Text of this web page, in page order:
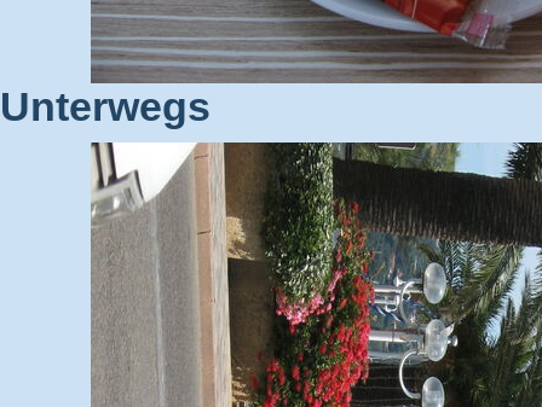
Unterwegs